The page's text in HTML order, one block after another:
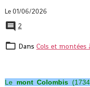
Le 01/06/2026
2
Dans Cols et montées
Le mont Colombis